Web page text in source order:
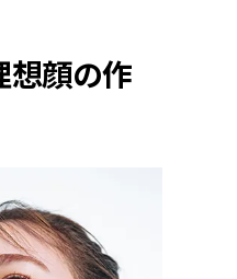
想顔の作
【一生ものジュエリー】1つでも
存在感が際立つ！ポメラートの